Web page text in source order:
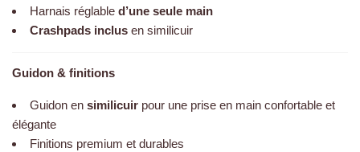
Harnais réglable d’une seule main
Crashpads inclus en similicuir
Guidon & finitions
Guidon en similicuir pour une prise en main confortable et
élégante
Finitions premium et durables